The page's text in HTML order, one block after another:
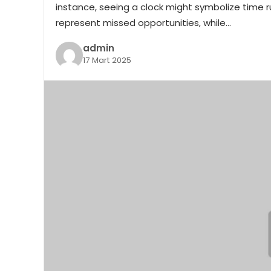
instance, seeing a clock might symbolize time
represent missed opportunities, while…
admin
17 Mart 2025